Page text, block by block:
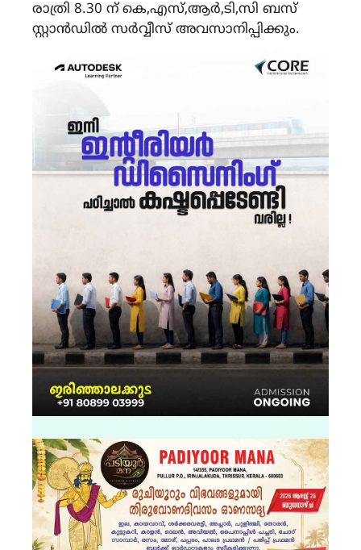
രാത്രി 8.30 ന് കെ,എസ്,ആർ,ടി,സി ബസ്
സ്റ്റാൻഡിൽ സർവ്വീസ് അവസാനിപ്പിക്കും.